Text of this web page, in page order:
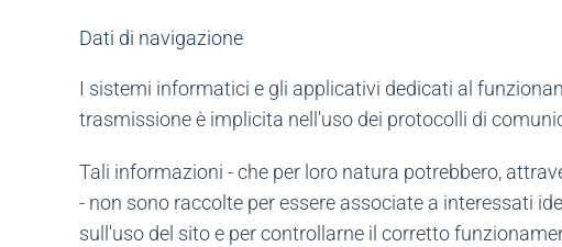
Dati di navigazione
I sistemi informatici e gli applicativi dedicati al
trasmissione è implicita nell'uso dei protocolli di
Tali informazioni - che per loro natura potrebbero,
- non sono raccolte per essere associate a interessati
sull'uso del sito e per controllarne il corretto